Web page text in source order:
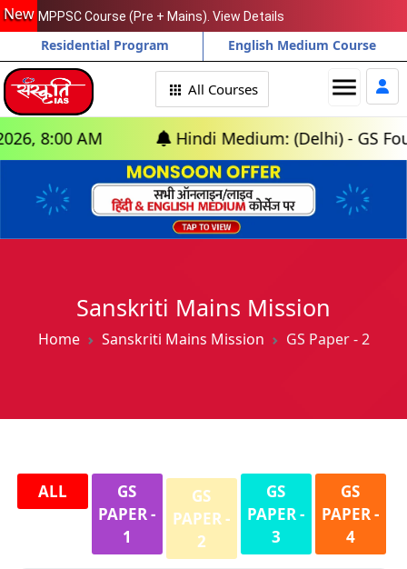
New MPPSC Course (Pre + Mains). View Details
Residential Program English Medium Course
menu
All Courses
AM Hindi Medium: (Delhi) - GS
Sanskriti Mains Mission
Home Sanskriti Mains Mission GS Paper - 2
ALL
GS
PAPER -
1
GS
PAPER -
2
GS
PAPER -
3
GS
PAPER -
4